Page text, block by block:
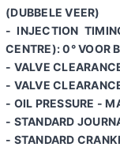
(DUBBELE VEER)
- INJECTION
CENTRE): 0° VOOR
- VALVE
- VALVE
- OIL PRESSURE -
- STANDARD
- STANDARD